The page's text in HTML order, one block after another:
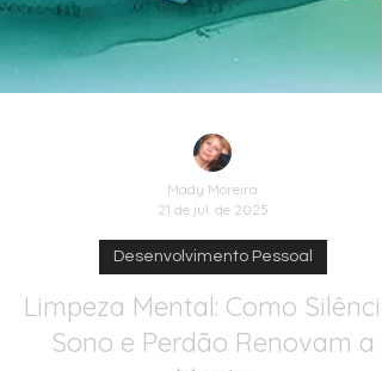
Mady Moreira
21 de jul. de 2025